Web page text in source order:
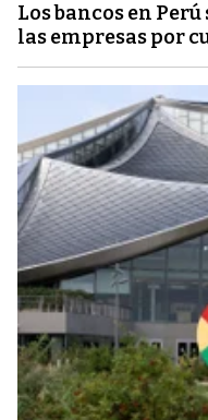
Los bancos en
las empresas por